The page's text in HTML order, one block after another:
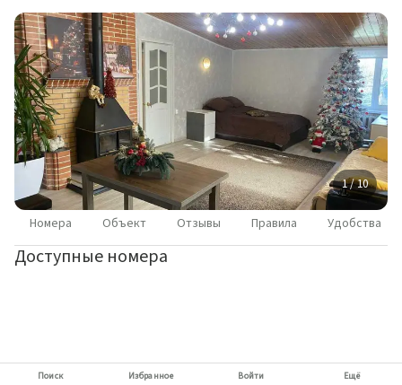
1 / 10
Номера Объект Отзывы Правила Удобства
Доступные номера
Поиск Избранное Войти Ещё